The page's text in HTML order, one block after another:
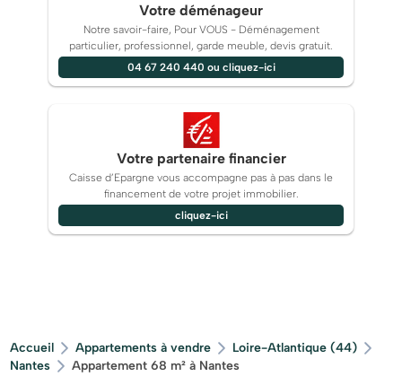
Votre déménageur
Notre savoir-faire, Pour VOUS - Déménagement
particulier, professionnel, garde meuble, devis gratuit.
04 67 240 440 ou cliquez-ici
Votre partenaire financier
Caisse d’Epargne vous accompagne pas à pas dans le
financement de votre projet immobilier.
cliquez-ici
Accueil Appartements à vendre
Loire-Atlantique (44)
Nantes
Appartement 68 m² à Nantes